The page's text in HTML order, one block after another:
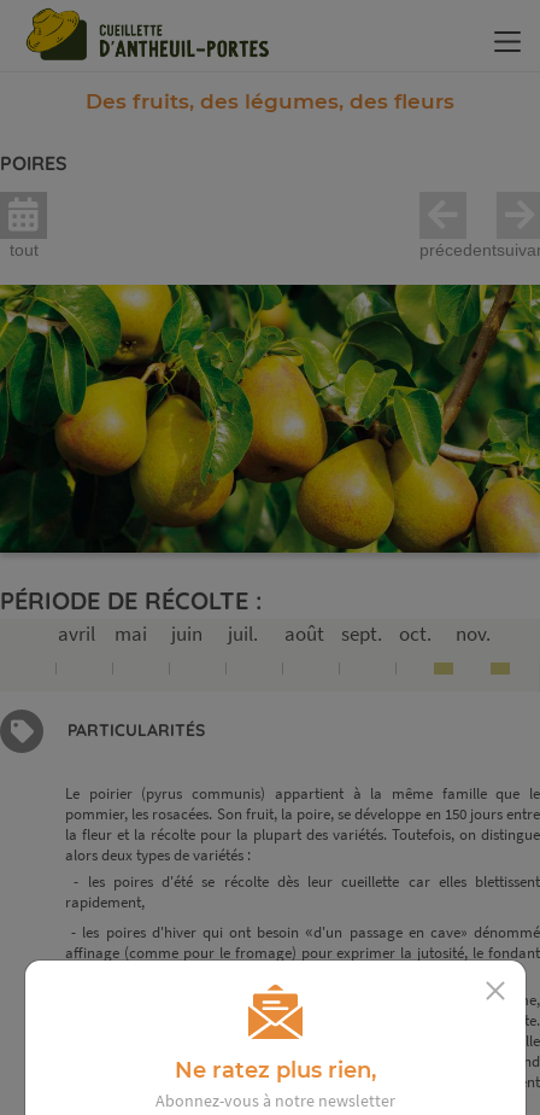
Des fruits, des légumes, des fleurs
POIRES
tout précedent
PÉRIODE DE RÉCOLTE :
avril mai juin juil. août sept. oct. nov.
PARTICULARITÉS
Le poirier (pyrus communis) appartient à la même famille que le
pommier, les rosacées. Son fruit, la poire, se développe en 150 jours entre
la fleur et la récolte pour la plupart des variétés. Toutefois, on distingue
alors deux types de variétés :
- les poires d'été se récolte dès leur cueillette car elles blettissent
rapidement,
- les poires d'hiver qui ont besoin «d'un passage en cave» dénommé
affinage (comme pour le fromage) pour exprimer la jutosité, le fondant
Les poires sont des fruits climactériques au même titre que la pomme,
l'avocat, la banane, le coing,... et continue de mûrir après la cueillette.
Cette récolte avant la maturité totale permet une conservation naturelle
et l'expression des goûts et des arômes dans le temps. Attention ! Quand
ces fruits climactériques sont stockés ensemble ils s’accélèrent
mutuellement (les plus puissants : la banane et le coing).
Ne ratez plus rien,
Abonnez-vous à notre newsletter
Panneau de gestion des cookies